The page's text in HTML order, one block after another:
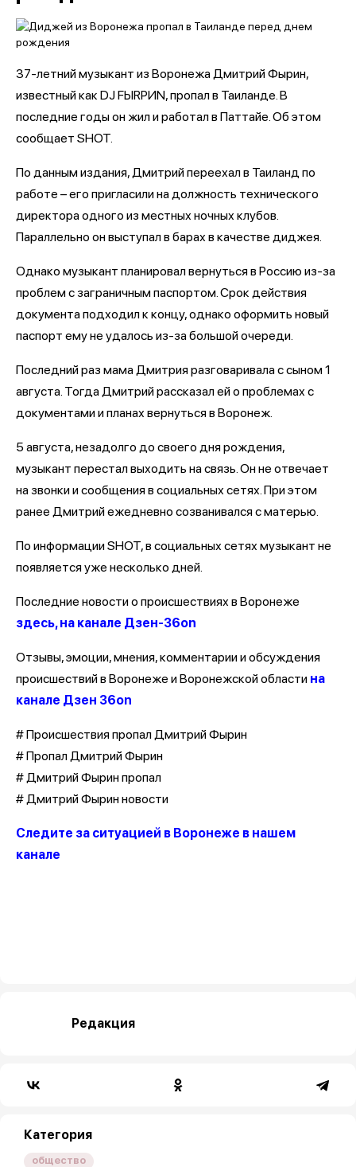
37-летний музыкант из Воронежа Дмитрий Фырин,
известный как DJ FЫRРИN, пропал в Таиланде. В
последние годы он жил и работал в Паттайе. Об этом
сообщает SHOT.
По данным издания, Дмитрий переехал в Таиланд по
работе – его пригласили на должность технического
директора одного из местных ночных клубов.
Параллельно он выступал в барах в качестве диджея.
Однако музыкант планировал вернуться в Россию из-за
проблем с заграничным паспортом. Срок действия
документа подходил к концу, однако оформить новый
паспорт ему не удалось из-за большой очереди.
Последний раз мама Дмитрия разговаривала с сыном 1
августа. Тогда Дмитрий рассказал ей о проблемах с
документами и планах вернуться в Воронеж.
5 августа, незадолго до своего дня рождения,
музыкант перестал выходить на связь. Он не отвечает
на звонки и сообщения в социальных сетях. При этом
ранее Дмитрий ежедневно созванивался с матерью.
По информации SHOT, в социальных сетях музыкант не
появляется уже несколько дней.
Последние новости о происшествиях в Воронеже
здесь, на канале Дзен-36on
Отзывы, эмоции, мнения, комментарии и обсуждения
происшествий в Воронеже и Воронежской области на
канале Дзен 36on
# Происшествия пропал Дмитрий Фырин
# Пропал Дмитрий Фырин
# Дмитрий Фырин пропал
# Дмитрий Фырин новости
Следите за ситуацией в Воронеже в нашем
канале
Редакция
Категория
общество